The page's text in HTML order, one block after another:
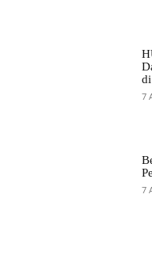
7
7